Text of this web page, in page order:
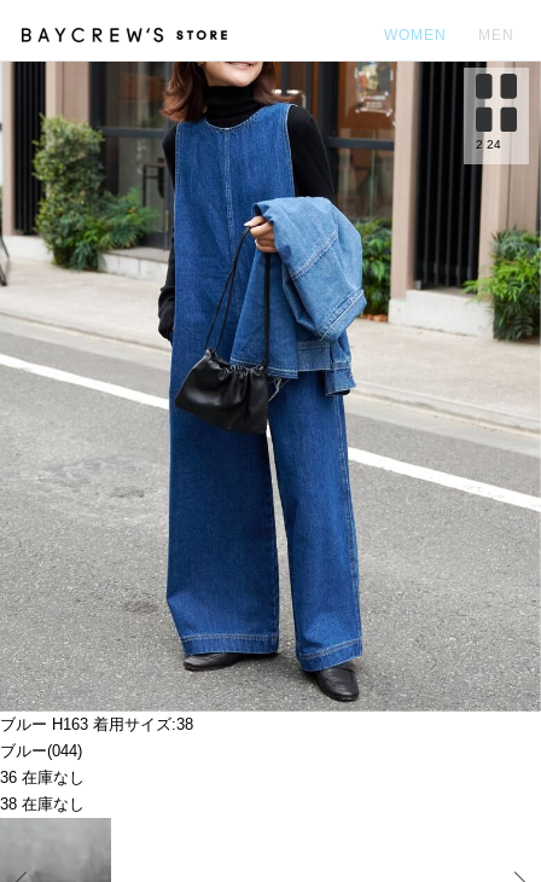
WOMEN MEN
ブルー H163 着用サイズ:38
ブルー(044)
36 在庫なし
38 在庫なし
Prev
2 24